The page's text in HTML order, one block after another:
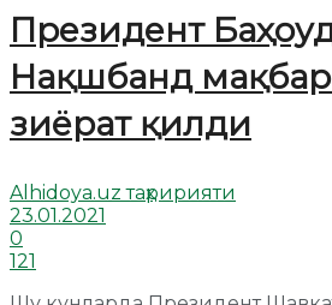
Президент
Нақшбанд
зиёрат қилди
Alhidoya.uz таҳририяти
23.01.2021
0
121